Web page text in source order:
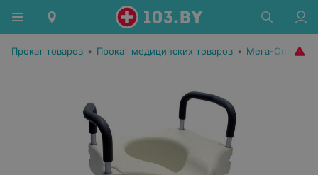
Прокат товаров • Прокат медицинских товаров • Мега-Оптим